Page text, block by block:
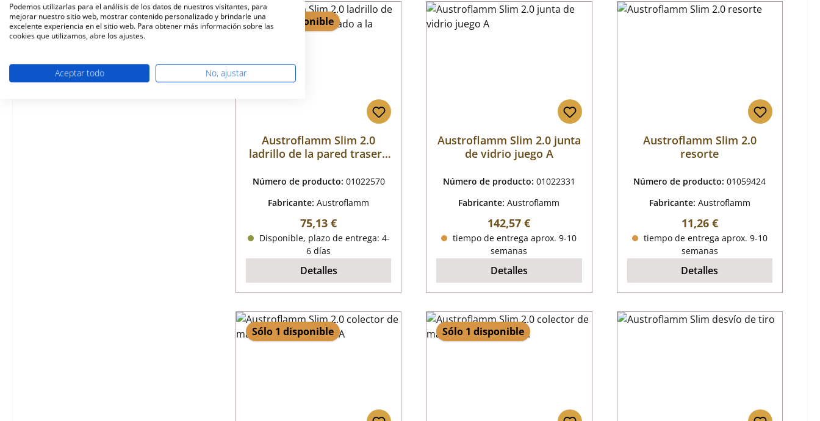
Sólo 6 disponible
Austroflamm Slim 2.0
ladrillo de la pared trasera
Número de producto: 01022570
Fabricante:Austroflamm
Precio normal:
75,13 €
Disponible, plazo de entrega: 4-
6 días
Detalles
Austroflamm Slim 2.0 junta
de vidrio juego A
Número de producto: 01022331
Fabricante:Austroflamm
Precio normal:
142,57 €
tiempo de entrega aprox. 9-10
semanas
Detalles
Austroflamm Slim 2.0
resorte
Número de producto:01059424
Fabricante: Austroflamm
Precio normal:
11,26 €
tiempo de entrega aprox. 9-10
semanas
Detalles
Sólo 1 disponible Sólo 1 disponible
Podemos utilizarlas para el análisis de los datos de nuestros visitantes, para
mejorar nuestro sitio web, mostrar contenido personalizado y brindarle una
excelente experiencia en el sitio web. Para obtener más información sobre las
cookies que utilizamos, abre los ajustes.
Aceptar todo No, ajustar